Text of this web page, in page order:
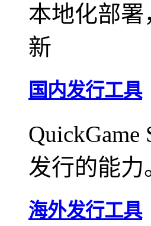
本地化部
新
国内发行工具
发行的能力
海外发行工具